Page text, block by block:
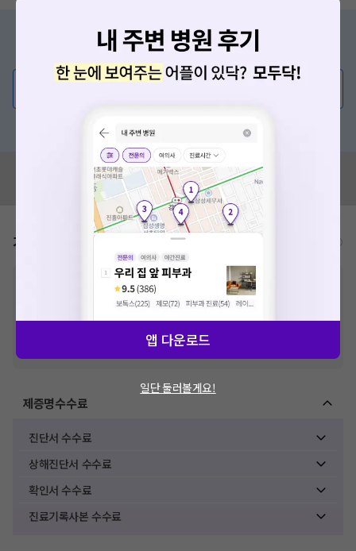
증상/치료, 궁금한 점이 있나요?
의사가 직접 답해드려요!
💬 무엇이든 물어보세요
혹시 잘못된 병원정보가 있나요?
모두닥 팀에 알려주세요!
가격표 비급여/급여 진료란?
추가비용 등으로 실제 가격과 상이할 수 있으니, 정확
한 가격은 해당 의료기관에 직접 문의해주세요.
건강보험심사평가원에 고지되어 있는 급여 진료 기준 가
격입니다. (진료와 연관된 복합적인 비용이 추가되어, 병원마다 금액이 다르게
산정될 수 있는 점 참고 바랍니다.)
VAT 포함
제증명수수료
진단서 수수료
상해진단서 수수료
확인서 수수료
진료기록사본 수수료
앱 다운로드
일단 둘러볼게요!